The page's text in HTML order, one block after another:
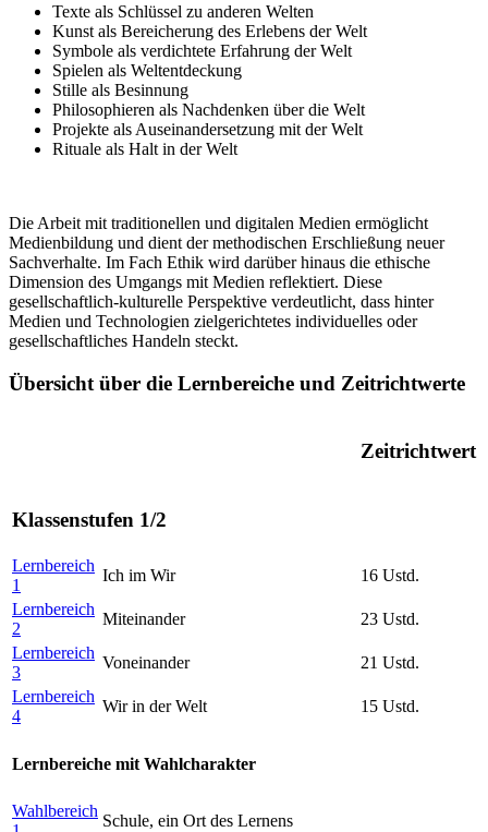
Texte als Schlüssel zu anderen Welten
Kunst als Bereicherung des Erlebens der Welt
Symbole als verdichtete Erfahrung der Welt
Spielen als Weltentdeckung
Stille als Besinnung
Philosophieren als Nachdenken über die Welt
Projekte als Auseinandersetzung mit der Welt
Rituale als Halt in der Welt
Die Arbeit mit traditionellen und digitalen Medien ermöglicht
Medienbildung und dient der methodischen Erschließung neuer
Sachverhalte. Im Fach Ethik wird darüber hinaus die ethische
Dimension des Umgangs mit Medien reflektiert. Diese
gesellschaftlich-kulturelle Perspektive verdeutlicht, dass hinter
Medien und Technologien zielgerichtetes individuelles oder
gesellschaftliches Handeln steckt.
Übersicht über die Lernbereiche und Zeitrichtwerte
Zeitrichtwert
Klassenstufen 1/2
Lernbereich
1
Ich im Wir
16 Ustd.
Lernbereich
2
Miteinander
23 Ustd.
Lernbereich
3
Voneinander
21 Ustd.
Lernbereich
4
Wir in der Welt 15 Ustd.
Lernbereiche mit Wahlcharakter
Wahlbereich
Schule, ein Ort des Lernens